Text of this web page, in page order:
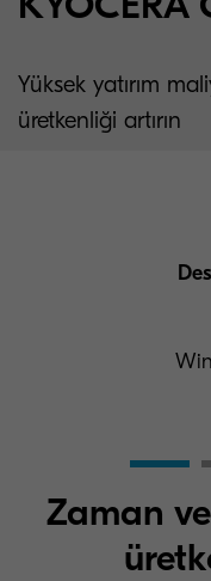
Yüksek yatırım
üretkenliği artırın
Zaman